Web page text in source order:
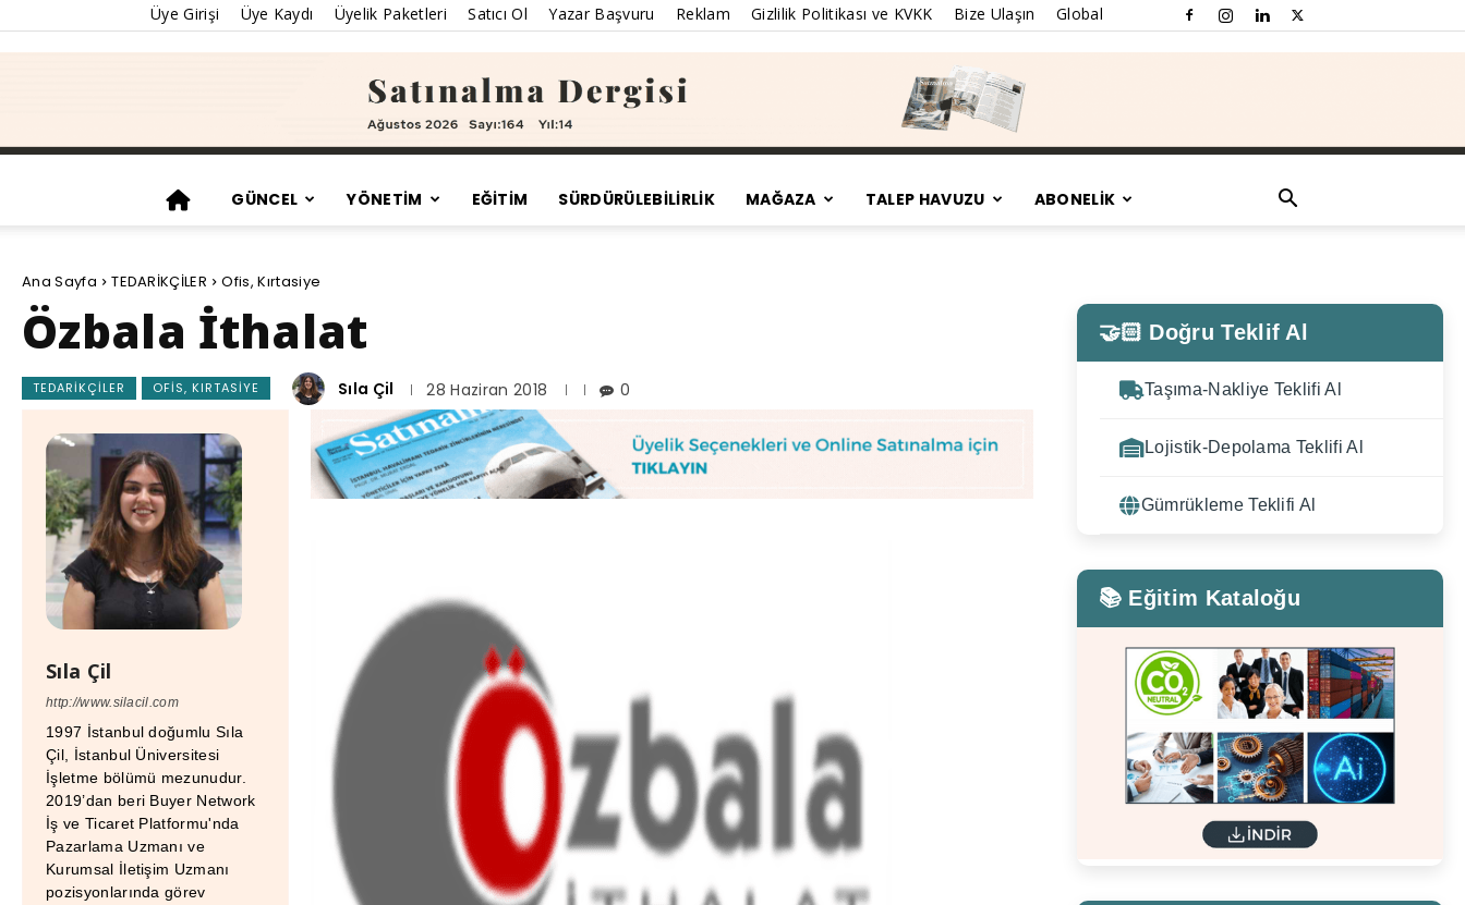
Üye Girişi Üye Kaydı Üyelik Paketleri Satıcı Ol Yazar Başvuru Reklam Gizlilik Politikası ve KVKK Bize Ulaşın Global
GÜNCEL YÖNETİM EĞİTİM SÜRDÜRÜLEBILIRLIK MAĞAZA TALEP HAVUZU ABONELİK
Ana Sayfa TEDARİKÇİLER Ofis, Kırtasiye
Özbala İthalat
TEDARİKÇİLER OFIS, KIRTASIYE Sıla Çil 28 Haziran 2018 0
Sıla Çil
http://www.silacil.com
1997 İstanbul doğumlu Sıla
Çil, İstanbul Üniversitesi
İşletme bölümü mezunudur.
2019’dan beri Buyer Network
İş ve Ticaret Platformu'nda
Pazarlama Uzmanı ve
Kurumsal İletişim Uzmanı
pozisyonlarında görev
🤝🏻 Doğru Teklif Al
Taşıma-Nakliye Teklifi Al
Lojistik-Depolama Teklifi Al
Gümrükleme Teklifi Al
📚 Eğitim Kataloğu